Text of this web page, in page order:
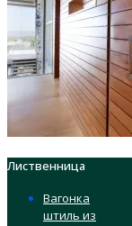
Лиственница
Вагонка
штиль из